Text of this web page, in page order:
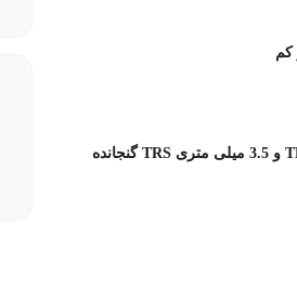
کابل های 3.5 میلی متری TRRS و 3.5 میلی متری TRS گنجانده